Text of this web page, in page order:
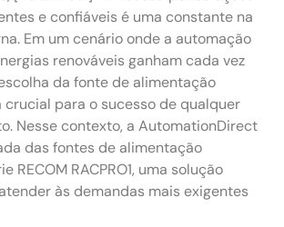
e confiáveis é uma constante na
Em um cenário onde a automação
renováveis ganham cada vez
da fonte de alimentação
para o sucesso de qualquer
Nesse contexto, a AutomationDirect
das fontes de alimentação
RECOM RACPRO1, uma solução
às demandas mais exigentes